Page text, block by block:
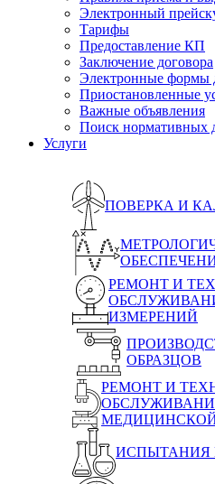
Электронный
Тарифы
Предоставление КП
Заключение договора
Электронные формы
Приостановленные
Важные объявления
Поиск нормативных
Услуги
ПОВЕРКА И
РЕМОНТ И
ИЗМЕРЕНИЙ
ОБРАЗЦОВ
РЕМОНТ И
ИСПЫТАНИЯ